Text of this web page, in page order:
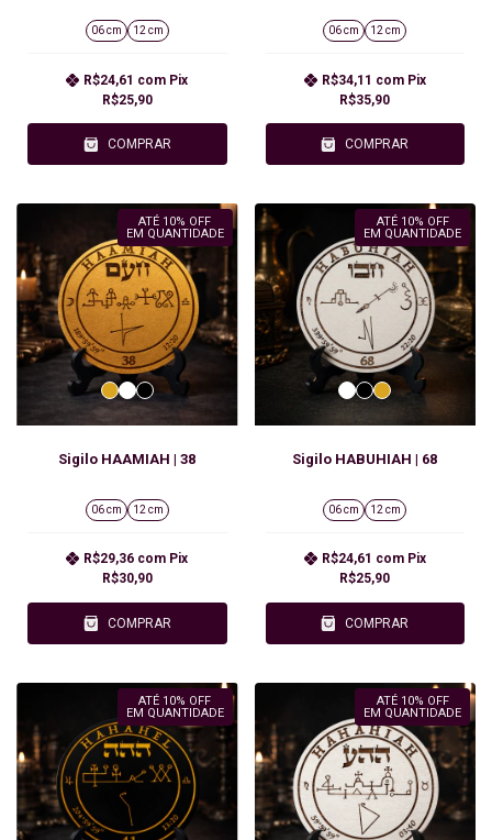
06 cm 12 cm
R$25,90
R$24,61 com Pix
COMPRAR
06 cm 12 cm
R$35,90
R$34,11 com Pix
COMPRAR
ATÉ 10% OFF
EM QUANTIDADE
Sigilo HAAMIAH | 38
06 cm 12 cm
R$30,90
R$29,36 com Pix
COMPRAR
ATÉ 10% OFF
EM QUANTIDADE
Sigilo HABUHIAH | 68
06 cm 12 cm
R$25,90
R$24,61 com Pix
COMPRAR
ATÉ 10% OFF
EM QUANTIDADE
ATÉ 10% OFF
EM QUANTIDADE